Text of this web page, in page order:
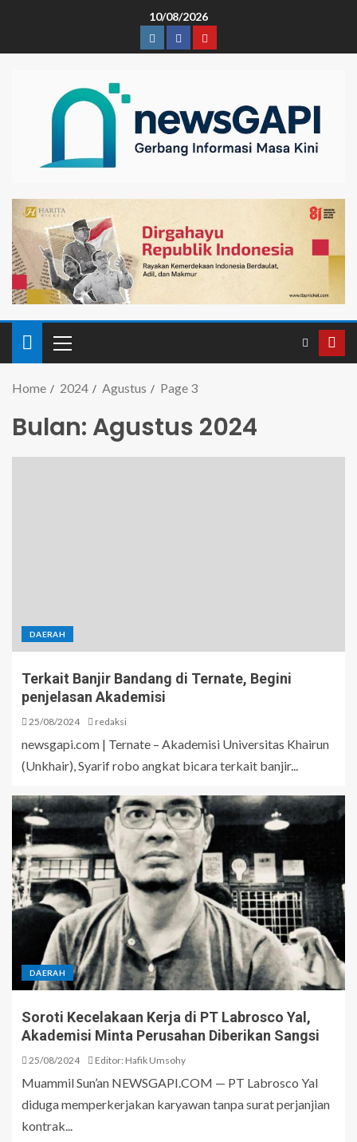
10/08/2026
Home 2024 Agustus Page 3
Bulan: Agustus 2024
DAERAH
Terkait Banjir Bandang di Ternate, Begini
penjelasan Akademisi
25/08/2024 redaksi
newsgapi.com | Ternate – Akademisi Universitas Khairun
(Unkhair), Syarif robo angkat bicara terkait banjir...
DAERAH
Soroti Kecelakaan Kerja di PT Labrosco Yal,
Akademisi Minta Perusahan Diberikan Sangsi
25/08/2024 Editor: Hafik Umsohy
Muammil Sun’an NEWSGAPI.COM — PT Labrosco Yal
diduga memperkerjakan karyawan tanpa surat perjanjian
kontrak...